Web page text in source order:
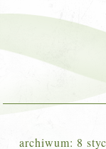
archiwum: 8